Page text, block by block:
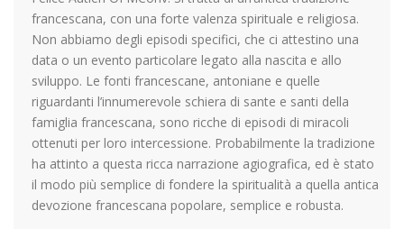
francescana, con una forte valenza spirituale e religiosa.
Non abbiamo degli episodi specifici, che ci attestino una
data o un evento particolare legato alla nascita e allo
sviluppo. Le fonti francescane, antoniane e quelle
riguardanti l’innumerevole schiera di sante e santi della
famiglia francescana, sono ricche di episodi di miracoli
ottenuti per loro intercessione. Probabilmente la tradizione
ha attinto a questa ricca narrazione agiografica, ed è stato
il modo più semplice di fondere la spiritualità a quella antica
devozione francescana popolare, semplice e robusta.